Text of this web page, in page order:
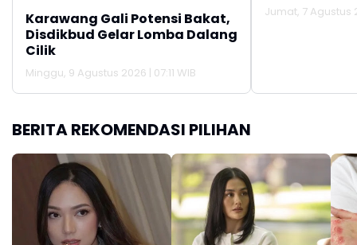
Karawang Gali Potensi Bakat,
Disdikbud Gelar Lomba Dalang
Cilik
Minggu, 9 Agustus 2026 | 07:11 WIB
Jumat, 7 Agustus
BERITA REKOMENDASI PILIHAN